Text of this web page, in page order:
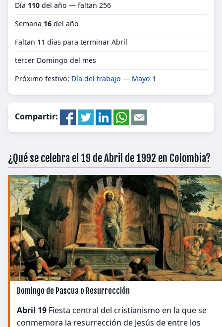
Día 110 del año — faltan 256
Semana 16 del año
Faltan 11 días para terminar Abril
tercer Domingo del mes
Próximo festivo: Día del trabajo — Mayo 1
Compartir:
¿Qué se celebra el 19 de Abril de 1992 en Colombia?
Domingo de Pascua o Resurrección
Abril 19 Fiesta central del cristianismo en la que se
conmemora la resurrección de Jesús de entre los